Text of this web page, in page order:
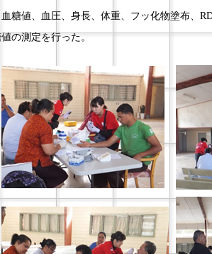
糖値、血圧、身長、体重、フッ化物塗布、
の測定を行った。